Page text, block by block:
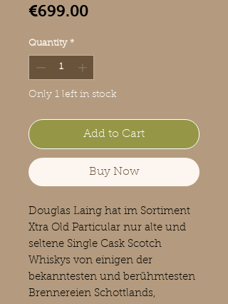
€699.00Price
Quantity *
Only 1 left in stock
Add to Cart
Buy Now
Douglas Laing hat im Sortiment
Xtra Old Particular nur alte und
seltene Single Cask Scotch
Whiskys von einigen der
bekanntesten und berühmtesten
Brennereien Schottlands,